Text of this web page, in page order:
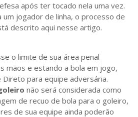
após ter tocado nela uma vez.
um jogador de linha, o processo de
descrito aqui nesse artigo.
o limite de sua área penal
mãos e estando a bola em jogo,
para equipe adversária.
não será considerada como
de recuo de bola para o goleiro,
de sua equipe ainda poderão